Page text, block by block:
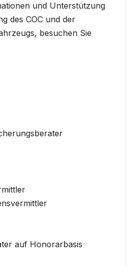
und Unterstützung
des COC und der
besuchen Sie
auf Honorarbasis